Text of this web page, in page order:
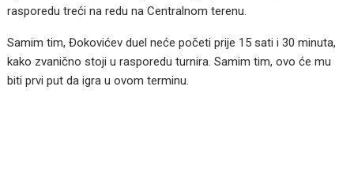
rasporedu treći na redu na Centralnom terenu.
Samim tim, Đokovićev duel neće početi prije 15 sati i 30 minuta,
kako zvanično stoji u rasporedu turnira. Samim tim, ovo će mu
biti prvi put da igra u ovom terminu.